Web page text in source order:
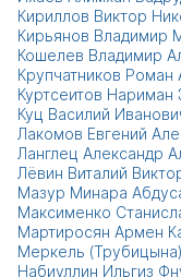
Кириллов Виктор
Кирьянов Владимир
Кошелев Владимир
Крупчатников Роман
Куртсеитов Нариман
Куц Василий
Лакомов Евгений
Ланглец Александр
Лёвин Виталий
Мазур Минара
Максименко
Мартиросян Армен
Меркель
Набиуллин Ильгиз